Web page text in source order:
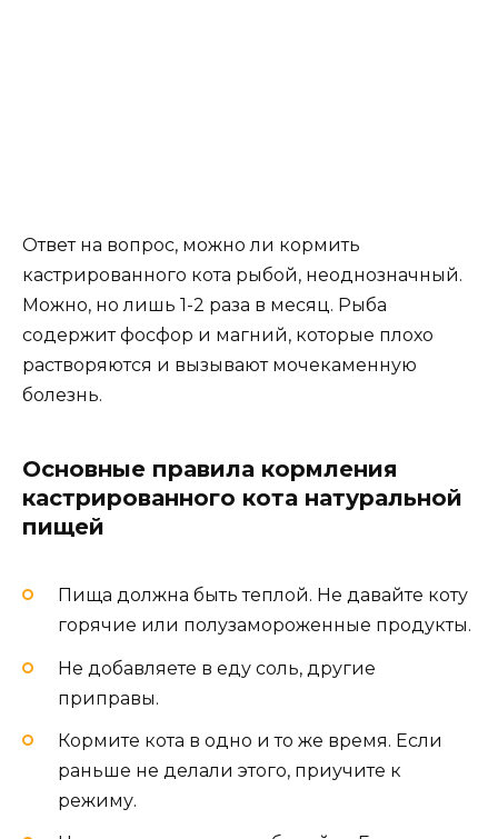
Ответ на вопрос, можно ли кормить
кастрированного кота рыбой, неоднозначный.
Можно, но лишь 1-2 раза в месяц. Рыба
содержит фосфор и магний, которые плохо
растворяются и вызывают мочекаменную
болезнь.
Основные правила кормления
кастрированного кота натуральной
пищей
Пища должна быть теплой. Не давайте коту
горячие или полузамороженные продукты.
Не добавляете в еду соль, другие
приправы.
Кормите кота в одно и то же время. Если
раньше не делали этого, приучите к
режиму.